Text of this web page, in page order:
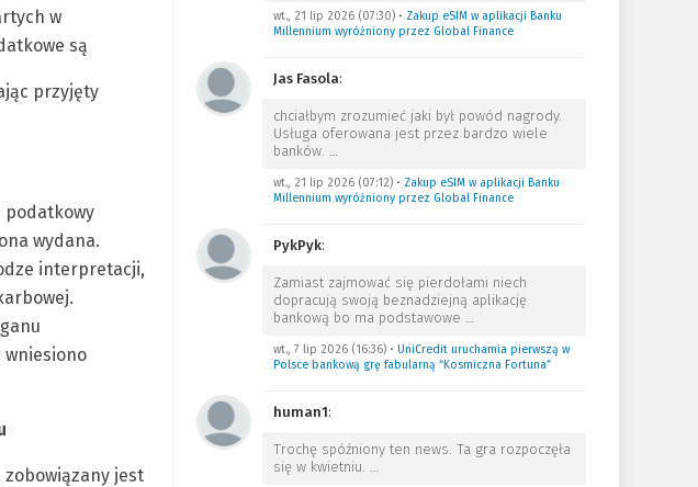
w
są
przyjęty
podatkowy
wydana.
interpretacji,
wniesiono
jest
wt., 21 lip 2026 (07:30)• Zakup eSIM w aplikacji Banku
Millennium wyróżniony przez Global Finance
Jas Fasola:
chciałbym zrozumieć jaki był powód nagrody.
Usługa oferowana jest przez bardzo wiele
banków. …
wt., 21 lip 2026 (07:12)• Zakup eSIM w aplikacji Banku
Millennium wyróżniony przez Global Finance
PykPyk:
Zamiast zajmować się pierdołami niech
dopracują swoją beznadziejną aplikację
bankową bo ma podstawowe …
wt., 7 lip 2026 (16:36)• UniCredit uruchamia pierwszą w
Polsce bankową grę fabularną “Kosmiczna Fortuna”
human1:
Trochę spóźniony ten news. Ta gra rozpoczęła
się w kwietniu. …